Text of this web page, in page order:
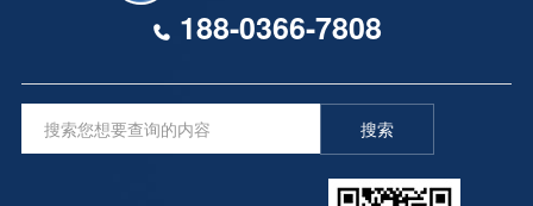
188-0366-7808
搜索